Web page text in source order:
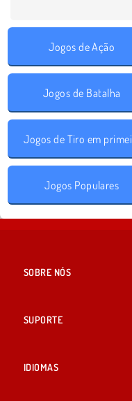
Jogos de Ação
Jogos de Batalha
Jogos Populares
SOBRE NÓS
SUPORTE
IDIOMAS